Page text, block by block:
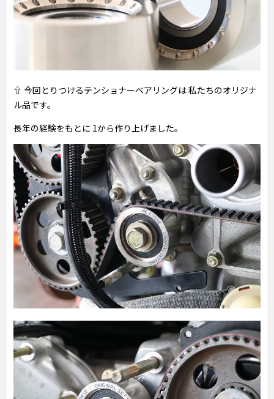
⇧ 今回とりつけるテンショナーベアリングは 私たちのオリジナ
ル品です。
長年の経験をもとに 1から作り上げました。